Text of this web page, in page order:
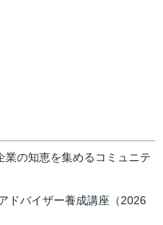
の知恵を集めるコミュニテ
ドバイザー養成講座（2026